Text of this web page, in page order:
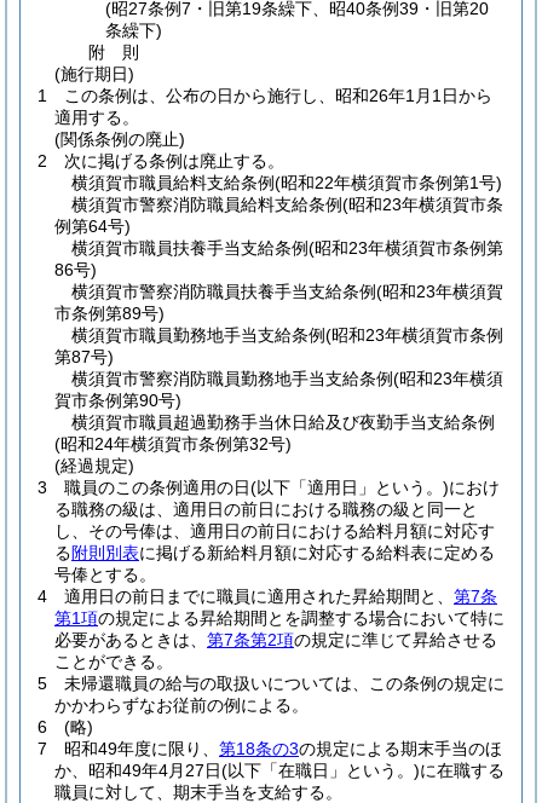
(昭27条例7・旧第19条繰下、昭40条例39・旧第20
条繰下)
附 則
(施行期日)
1
この条例は、公布の日から施行し、昭和26年1月1日から
適用する。
(関係条例の廃止)
2
次に掲げる条例は廃止する。
横須賀市職員給料支給条例(昭和22年横須賀市条例第1号)
横須賀市警察消防職員給料支給条例(昭和23年横須賀市条
例第64号)
横須賀市職員扶養手当支給条例(昭和23年横須賀市条例第
86号)
横須賀市警察消防職員扶養手当支給条例(昭和23年横須賀
市条例第89号)
横須賀市職員勤務地手当支給条例(昭和23年横須賀市条例
第87号)
横須賀市警察消防職員勤務地手当支給条例(昭和23年横須
賀市条例第90号)
横須賀市職員超過勤務手当休日給及び夜勤手当支給条例
(昭和24年横須賀市条例第32号)
(経過規定)
3
職員のこの条例適用の日(以下「適用日」という。)におけ
る職務の級は、適用日の前日における職務の級と同一と
し、その号俸は、適用日の前日における給料月額に対応す
る附則別表に掲げる新給料月額に対応する給料表に定める
号俸とする。
4
適用日の前日までに職員に適用された昇給期間と、 第7条
第1項の規定による昇給期間とを調整する場合において特に
必要があるときは、 第7条第2項の規定に準じて昇給させる
ことができる。
5
未帰還職員の給与の取扱いについては、この条例の規定に
かかわらずなお従前の例による。
6
(略)
7
昭和49年度に限り、 第18条の3の規定による期末手当のほ
か、昭和49年4月27日(以下「在職日」という。)に在職する
職員に対して、期末手当を支給する。